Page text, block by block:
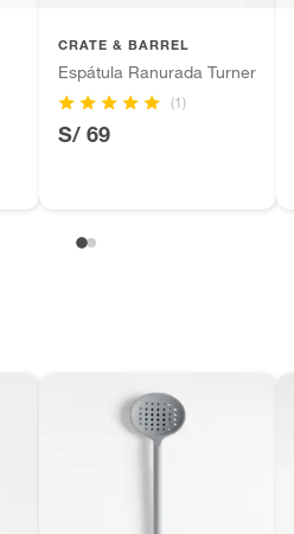
vitaminas.
CRATE & BARREL
Espátula Ranurada Turner
(1)
S/ 69